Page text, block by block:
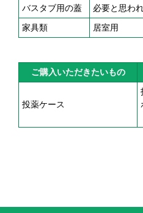
バスタブ用の蓋 必要と思わ
家具類 居室用
ご購入いただきたいもの
投薬ケース